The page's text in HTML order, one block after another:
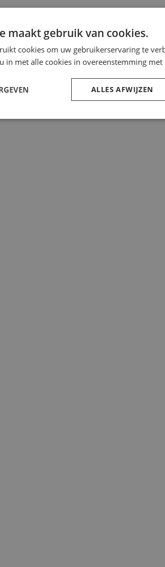
maakt gebruik van cookies.
cookies om uw gebruikerservaring te
in met alle cookies in overeenstemming met
ALLES AFWIJZEN